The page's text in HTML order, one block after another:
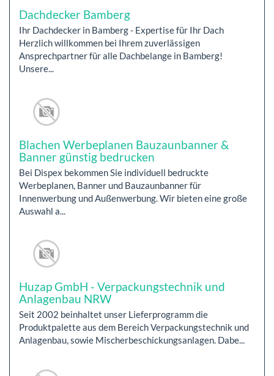
Dachdecker Bamberg
Ihr Dachdecker in Bamberg - Expertise für Ihr Dach
Herzlich willkommen bei Ihrem zuverlässigen
Ansprechpartner für alle Dachbelange in Bamberg!
Unsere...
Blachen Werbeplanen Bauzaunbanner &
Banner günstig bedrucken
Bei Dispex bekommen Sie individuell bedruckte
Werbeplanen, Banner und Bauzaunbanner für
Innenwerbung und Außenwerbung. Wir bieten eine große
Auswahl a...
Huzap GmbH - Verpackungstechnik und
Anlagenbau NRW
Seit 2002 beinhaltet unser Lieferprogramm die
Produktpalette aus dem Bereich Verpackungstechnik und
Anlagenbau, sowie Mischerbeschickungsanlagen. Dabe...